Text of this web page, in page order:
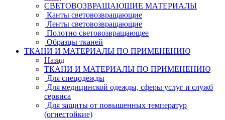
СВЕТОВОЗВРАЩАЮЩИЕ МАТЕРИАЛЫ
Канты световозвращающие
Ленты световозвращающие
Полотно световозвращающее
Образцы тканей
ТКАНИ И МАТЕРИАЛЫ ПО ПРИМЕНЕНИЮ
Назад
ТКАНИ И МАТЕРИАЛЫ ПО ПРИМЕНЕНИЮ
Для спецодежды
Для медицинской одежды, сферы услуг и служб
сервиса
Для защиты от повышенных температур
(огнестойкие)